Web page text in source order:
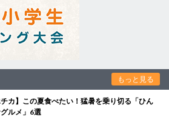
もっと見る
チカ】この夏食べたい！猛暑を乗り切る「ひん
ルメ」6選